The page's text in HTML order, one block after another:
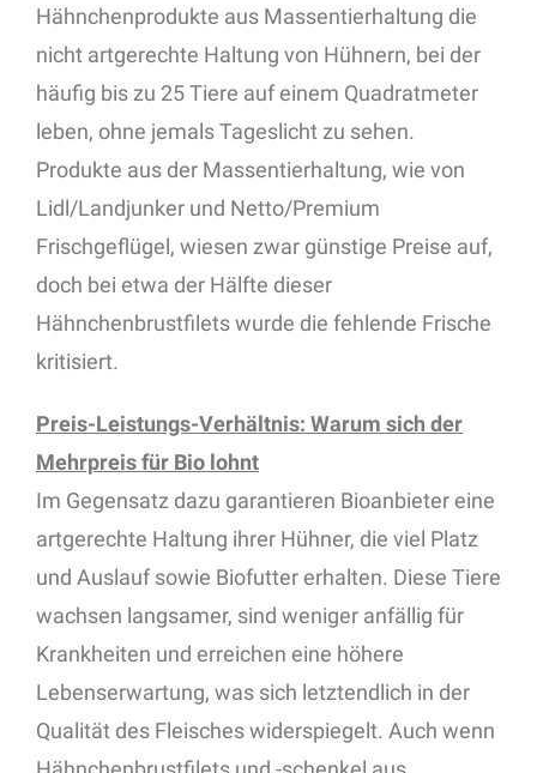
Hähnchenprodukte aus Massentierhaltung die
nicht artgerechte Haltung von Hühnern, bei der
häufig bis zu 25 Tiere auf einem Quadratmeter
leben, ohne jemals Tageslicht zu sehen.
Produkte aus der Massentierhaltung, wie von
Lidl/Landjunker und Netto/Premium
Frischgeflügel, wiesen zwar günstige Preise auf,
doch bei etwa der Hälfte dieser
Hähnchenbrustfilets wurde die fehlende Frische
kritisiert.
Preis-Leistungs-Verhältnis: Warum sich der
Mehrpreis für Bio lohnt
Im Gegensatz dazu garantieren Bioanbieter eine
artgerechte Haltung ihrer Hühner, die viel Platz
und Auslauf sowie Biofutter erhalten. Diese Tiere
wachsen langsamer, sind weniger anfällig für
Krankheiten und erreichen eine höhere
Lebenserwartung, was sich letztendlich in der
Qualität des Fleisches widerspiegelt. Auch wenn